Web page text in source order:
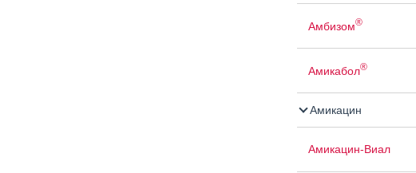
Амбизом®
Амикабол®
Амикацин
Амикацин-Виал